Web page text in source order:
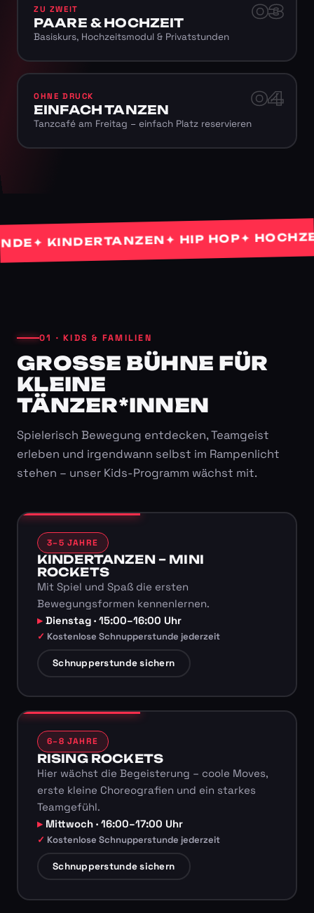
03
ZU ZWEIT
PAARE & HOCHZEIT
Basiskurs, Hochzeitsmodul & Privatstunden
04
OHNE DRUCK
EINFACH TANZEN
Tanzcafé am Freitag – einfach Platz reservieren
✦ KINDERTANZEN✦ HIP HOP✦
01 · KIDS & FAMILIEN
GROSSE BÜHNE FÜR K
LEINE T
ÄNZER*INNEN
Spielerisch Bewegung entdecken, Teamgeist
erleben und irgendwann selbst im Rampenlicht
stehen – unser Kids-Programm wächst mit.
3–5 JAHRE
KINDERTANZEN – MINI
ROCKETS
Mit Spiel und Spaß die ersten
Bewegungsformen kennenlernen.
Dienstag · 15:00–16:00 Uhr
Kostenlose Schnupperstunde jederzeit
Schnupperstunde sichern
6–8 JAHRE
RISING ROCKETS
Hier wächst die Begeisterung – coole Moves,
erste kleine Choreografien und ein starkes
Teamgefühl.
Mittwoch · 16:00–17:00 Uhr
Kostenlose Schnupperstunde jederzeit
Schnupperstunde sichern